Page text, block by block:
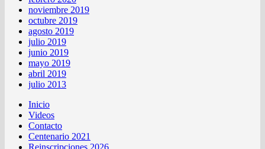
noviembre 2019
octubre 2019
agosto 2019
julio 2019
junio 2019
mayo 2019
abril 2019
julio 2013
Inicio
Videos
Contacto
Centenario 2021
Reinscripciones 2026